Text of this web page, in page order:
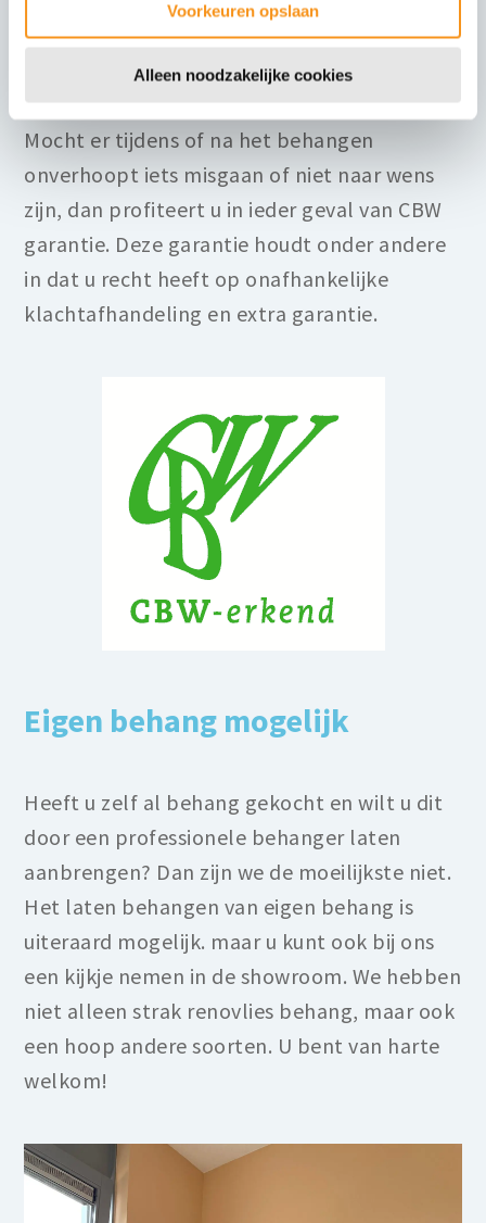
Voorkeuren opslaan
Alleen noodzakelijke cookies
Zoals gezegd staat kwaliteit absoluut op
nummer één. Maar eerlijk is eerlijk: Waar
mensen werken, worden fouten gemaakt.
Mocht er tijdens of na het behangen
onverhoopt iets misgaan of niet naar wens
zijn, dan profiteert u in ieder geval van CBW
garantie. Deze garantie houdt onder andere
in dat u recht heeft op onafhankelijke
klachtafhandeling en extra garantie.
Eigen behang mogelijk
Heeft u zelf al behang gekocht en wilt u dit
door een professionele behanger laten
aanbrengen? Dan zijn we de moeilijkste niet.
Het laten behangen van eigen behang is
uiteraard mogelijk. maar u kunt ook bij ons
een kijkje nemen in de showroom. We hebben
niet alleen strak renovlies behang, maar ook
een hoop andere soorten. U bent van harte
welkom!